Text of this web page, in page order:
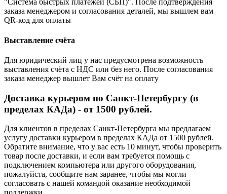
"Система быстрых платежей (СБП)". После подтверждения
заказа менеджером и согласования деталей, мы вышлем вам
QR-код для оплаты
Выставление счёта
Для юридический лиц у нас предусмотрена возможность
выставления счёта с НДС или без него. После согласования
заказа менеджер вышлет Вам счёт на оплату
Доставка курьером по Санкт-Петербургу (в
пределах КАДа) - от 1500 рублей.
Для клиентов в пределах Санкт-Петербурга мы предлагаем
услугу доставки курьером в пределах КАДа от 1500 рублей.
Обратите внимание, что у вас есть 10 минут, чтобы проверить
товар после доставки, и если вам требуется помощь с
подключением компьютера или другого оборудования,
пожалуйста, сообщите нам заранее, чтобы мы могли
согласовать с нашей командой оказание необходимой